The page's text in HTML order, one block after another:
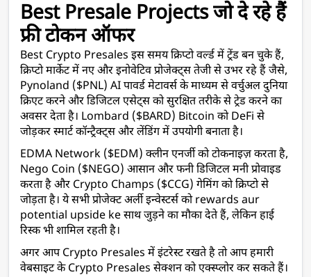
Best Presale Projects जो दे रहे हैं
फ्री टोकन ऑफर
Best Crypto Presales इस समय क्रिप्टो वर्ल्ड में ट्रेंड बन चुके हैं,
क्रिप्टो मार्केट में नए और इनोवेटिव प्रोजेक्ट्स तेजी से उभर रहे हैं जैसे,
Pynoland ($PNL) AI पावर्ड मेटावर्स के माध्यम से वर्चुअल दुनिया
क्रिएट करने और डिजिटल एसेट्स को सुरक्षित तरीके से ट्रेड करने का
अवसर देता है। Lombard ($BARD) Bitcoin को DeFi से
जोड़कर स्मार्ट कॉन्ट्रैक्ट्स और लेंडिंग में उपयोगी बनाता है।
EDMA Network ($EDM) क्लीन एनर्जी को टोकनाइज़ करता है,
Nego Coin ($NEGO) आसान और फनी डिजिटल मनी प्रोवाइड
करता है और Crypto Champs ($CCG) गेमिंग को क्रिप्टो से
जोड़ता है। ये सभी प्रोजेक्ट अर्ली इन्वेस्टर्स को rewards aur
potential upside ke साथ जुड़ने का मौका देते हैं, लेकिन हाई
रिस्क भी शामिल रहती है।
अगर आप Crypto Presales में इंटरेस्ट रखते है तो आप हमारी
वेबसाइट के Crypto Presales सेक्शन को एक्स्प्लोर कर सकते हैं।